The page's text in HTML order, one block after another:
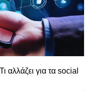
αλλάζει για τα social